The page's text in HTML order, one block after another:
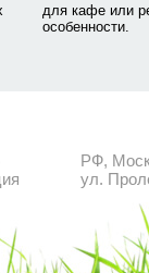
для кафе или
особенности.
РФ,
ул.